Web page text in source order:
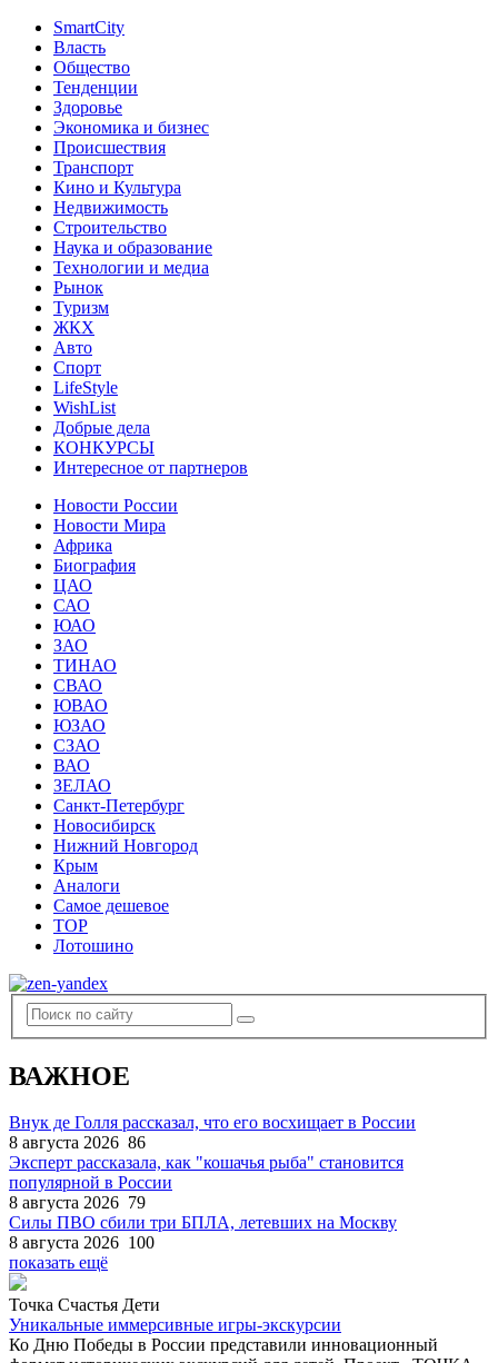
SmartCity
Власть
Общество
Тенденции
Здоровье
Экономика и бизнес
Происшествия
Транспорт
Кино и Культура
Недвижимость
Строительство
Наука и образование
Технологии и медиа
Рынок
Туризм
ЖКХ
Авто
Спорт
LifeStyle
WishList
Добрые дела
КОНКУРСЫ
Интересное от партнеров
Новости России
Новости Мира
Африка
Биография
ЦАО
САО
ЮАО
ЗАО
ТИНАО
СВАО
ЮВАО
ЮЗАО
СЗАО
ВАО
ЗЕЛАО
Санкт-Петербург
Новосибирск
Нижний Новгород
Крым
Аналоги
Самое дешевое
TOP
Лотошино
ВАЖНОЕ
Внук де Голля рассказал, что его восхищает в России
8 августа 2026 86
Эксперт рассказала, как "кошачья рыба" становится
популярной в России
8 августа 2026 79
Силы ПВО сбили три БПЛА, летевших на Москву
8 августа 2026 100
показать ещё
Точка Счастья Дети
Уникальные иммерсивные игры-экскурсии
Ко Дню Победы в России представили инновационный